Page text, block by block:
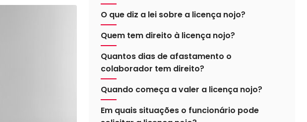
O que diz a lei sobre a licença nojo?
Quem tem direito à licença nojo?
Quantos dias de afastamento o
colaborador tem direito?
Quando começa a valer a licença nojo?
Em quais situações o funcionário pode